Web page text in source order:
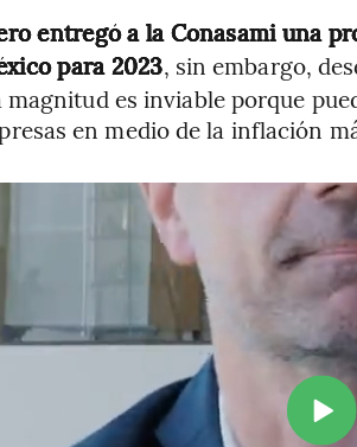
entregó a la Conasami una
para 2023, sin embargo,
magnitud es inviable porque
en medio de la inflación